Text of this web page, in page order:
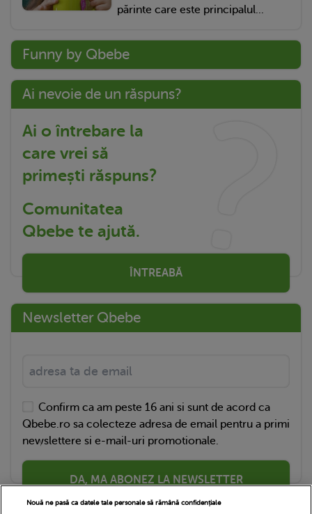
părinte care este principalul...
Funny by Qbebe
Ai nevoie de un răspuns?
Ai o întrebare la
care vrei să
primești răspuns?
Comunitatea
Qbebe te ajută.
ÎNTREABĂ
Newsletter Qbebe
Confirm ca am peste 16 ani si sunt de acord ca
Qbebe.ro sa colecteze adresa de email pentru a primi
newslettere si e-mail-uri promotionale.
DA, MA ABONEZ LA NEWSLETTER
Nouă ne pasă ca datele tale personale să rămână confidențiale